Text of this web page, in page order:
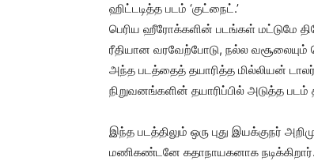
ஹிட்டடித்த படம் ‘குட்நைட்.’
பெரிய ஹீரோக்களின் படங்கள் மட்டுமே
ரீதியான வரவேற்போடு, நல்ல வசூலையும்
அந்த படத்தைத் தயாரித்த மில்லியன்
நிறுவனங்களின் தயாரிப்பில் அடுத்த படம்
இந்த படத்திலும் ஒரு புது இயக்குநர்
மணிகண்டனே கதாநாயகனாக நடிக்கிறார்.